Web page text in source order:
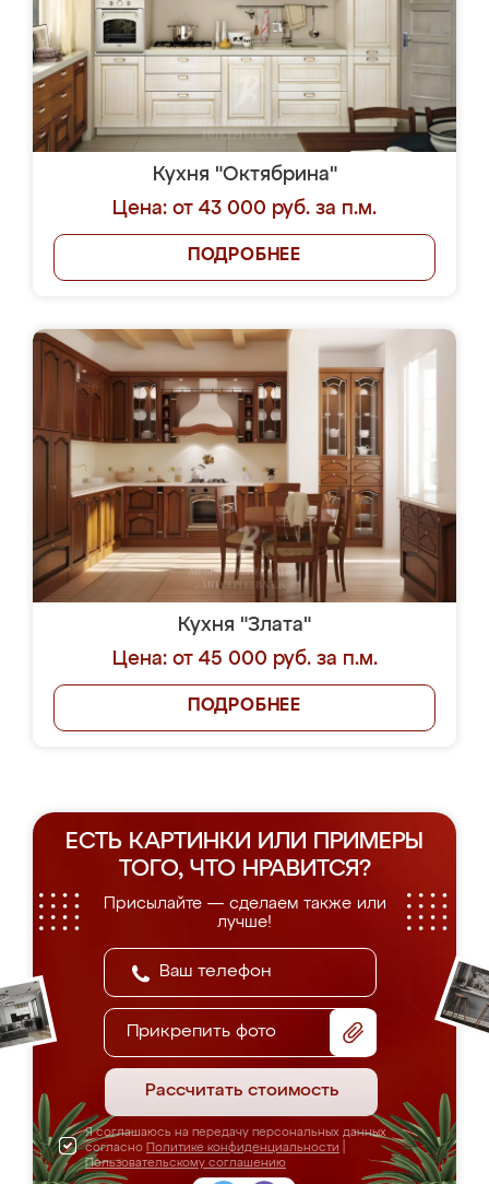
Кухня "Октябрина"
Цена: от 43 000 руб. за п.м.
ПОДРОБНЕЕ
Кухня "Злата"
Цена: от 45 000 руб. за п.м.
ПОДРОБНЕЕ
ЕСТЬ КАРТИНКИ ИЛИ ПРИМЕРЫ
ТОГО, ЧТО НРАВИТСЯ?
Присылайте — сделаем также или
лучше!
Прикрепить фото
Рассчитать стоимость
Я соглашаюсь на передачу персональных данных
согласно Политике конфиденциальности
Пользовательскому соглашению